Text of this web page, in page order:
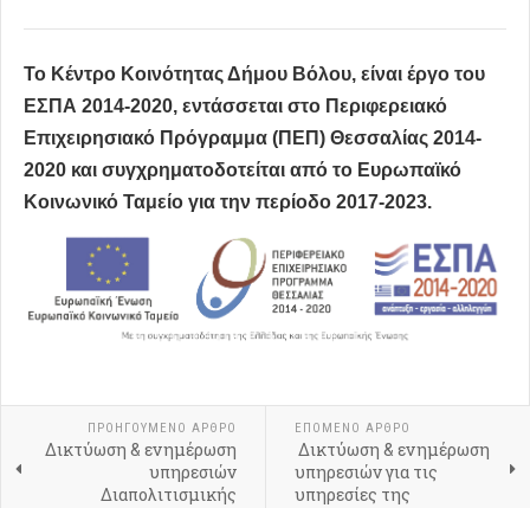
Το Κέντρο Κοινότητας Δήμου Βόλου, είναι έργο του
ΕΣΠΑ 2014-2020, εντάσσεται στο Περιφερειακό
Επιχειρησιακό Πρόγραμμα (ΠΕΠ) Θεσσαλίας 2014-
2020 και συγχρηματοδοτείται από το Ευρωπαϊκό
Κοινωνικό Ταμείο για την περίοδο 2017-2023.
ΠΡΟΗΓΟΎΜΕΝΟ ΆΡΘΡΟ
Δικτύωση & ενημέρωση
υπηρεσιών
Διαπολιτισμικής
ΕΠΌΜΕΝΟ ΆΡΘΡΟ
Δικτύωση & ενημέρωση
υπηρεσιών για τις
υπηρεσίες της